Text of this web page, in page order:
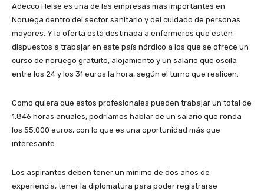
Adecco Helse es una de las empresas más importantes en
Noruega dentro del sector sanitario y del cuidado de personas
mayores. Y la oferta está destinada a enfermeros que estén
dispuestos a trabajar en este país nórdico a los que se ofrece un
curso de noruego gratuito, alojamiento y un salario que oscila
entre los 24 y los 31 euros la hora, según el turno que realicen.
Como quiera que estos profesionales pueden trabajar un total de
1.846 horas anuales, podríamos hablar de un salario que ronda
los 55.000 euros, con lo que es una oportunidad más que
interesante.
Los aspirantes deben tener un mínimo de dos años de
experiencia, tener la diplomatura para poder registrarse